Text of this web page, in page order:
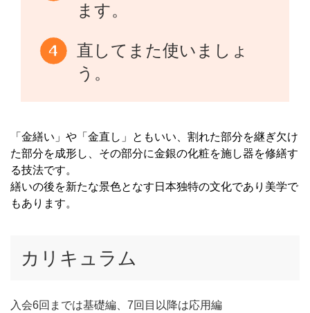
ます。
直してまた使いましょ
う。
「金繕い」や「金直し」ともいい、割れた部分を継ぎ欠け
た部分を成形し、その部分に金銀の化粧を施し器を修繕す
る技法です。
繕いの後を新たな景色となす日本独特の文化であり美学で
もあります。
カリキュラム
入会6回までは基礎編、7回目以降は応用編